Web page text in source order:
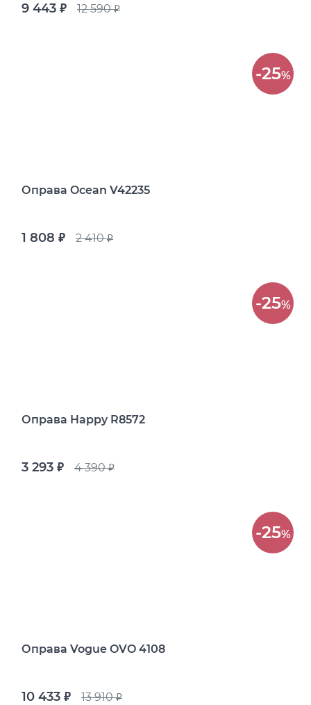
9 443 руб. 12 590руб.
-25%
Оправа Ocean V42235
1 808 руб. 2 410руб.
-25%
Оправа Happy R8572
3 293 руб. 4 390руб.
-25%
Оправа Vogue OVO 4108
10 433 руб. 13 910руб.